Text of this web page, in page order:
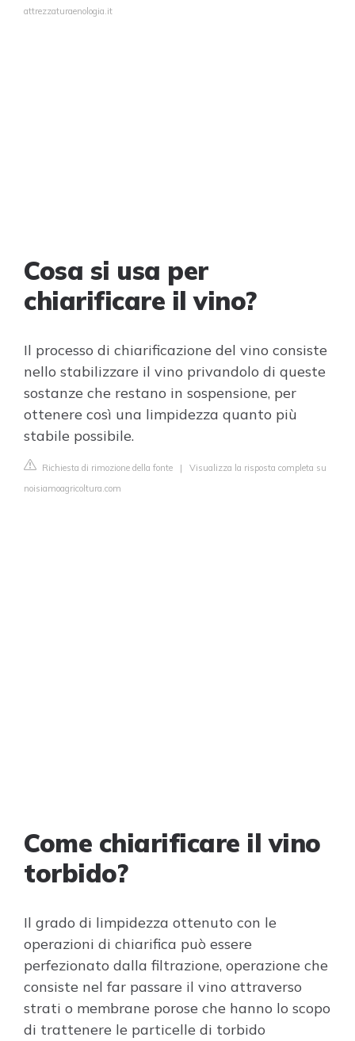
attrezzaturaenologia.it
Cosa si usa per
chiarificare il vino?
Il processo di chiarificazione del vino consiste
nello stabilizzare il vino privandolo di queste
sostanze che restano in sospensione, per
ottenere così una limpidezza quanto più
stabile possibile.
Richiesta di rimozione della fonte | Visualizza la risposta completa su
noisiamoagricoltura.com
Come chiarificare il vino
torbido?
Il grado di limpidezza ottenuto con le
operazioni di chiarifica può essere
perfezionato dalla filtrazione, operazione che
consiste nel far passare il vino attraverso
strati o membrane porose che hanno lo scopo
di trattenere le particelle di torbido